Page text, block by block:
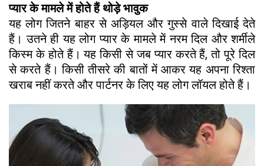
प्यार के मामले में होते हैं थोड़े भावुक
यह लोग जितने बाहर से अड़ियल और गुस्से वाले दिखाई देते
हैं। उतने ही यह लोग प्यार के मामले में नरम दिल और शर्मीले
किस्म के होते हैं। यह किसी से जब प्यार करते हैं, तो पूरे दिल
से करते हैं। किसी तीसरे की बातों में आकर यह अपना रिश्ता
खराब नहीं करते और पार्टनर के लिए यह लोग लॉयल होते हैं।